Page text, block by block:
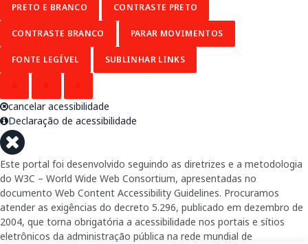
PRETO E BRANCO CONTRASTE PRETO
CONTRASTE BRANCO PARAR MOVIMENTOS
FONTE LEGÍVEL SUBLINHAR LINKS
cancelar acessibilidade
Declaração de acessibilidade
Este portal foi desenvolvido seguindo as diretrizes e a metodologia
do W3C – World Wide Web Consortium, apresentadas no
documento Web Content Accessibility Guidelines. Procuramos
atender as exigências do decreto 5.296, publicado em dezembro de
2004, que torna obrigatória a acessibilidade nos portais e sítios
eletrônicos da administração pública na rede mundial de